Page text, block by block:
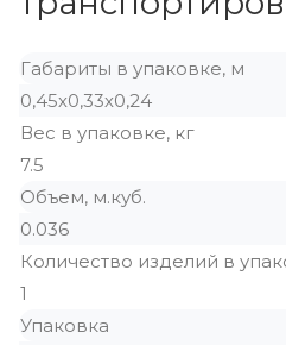
Габариты в упаковке, м
0,45х0,33х0,24
Вес в упаковке, кг
7.5
Объем, м.куб.
0.036
Количество изделий в
1
Упаковка